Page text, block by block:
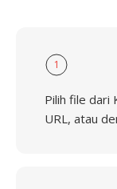
1
Pilih file dari
URL, atau